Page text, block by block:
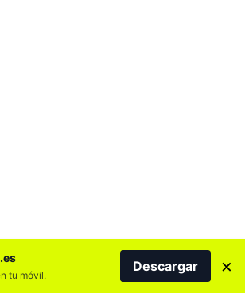
tu móvil.
Descargar ×